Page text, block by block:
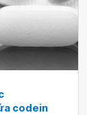
codein